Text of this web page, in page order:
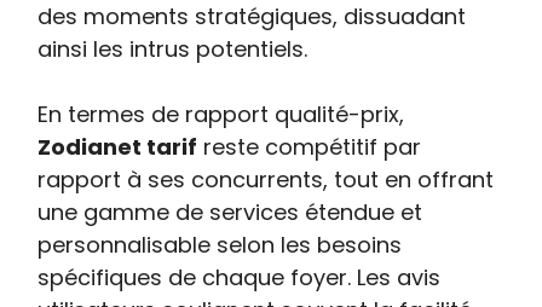
des moments stratégiques, dissuadant
ainsi les intrus potentiels.
En termes de rapport qualité-prix,
Zodianet tarif reste compétitif par
rapport à ses concurrents, tout en offrant
une gamme de services étendue et
personnalisable selon les besoins
spécifiques de chaque foyer. Les avis